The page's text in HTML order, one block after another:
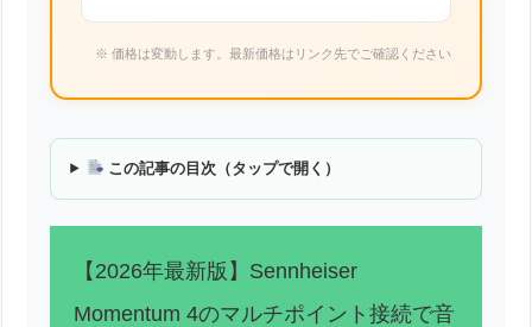
※ 価格は変動します。最新価格はリンク先でご確認ください
この記事の目次（タップで開く）
【2026年最新版】Sennheiser
Momentum 4のマルチポイント接続で音